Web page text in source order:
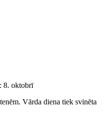
8. oktobrī
. Vārda diena tiek svinēta